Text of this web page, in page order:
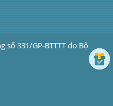
331/GP-BTTTT do Bộ